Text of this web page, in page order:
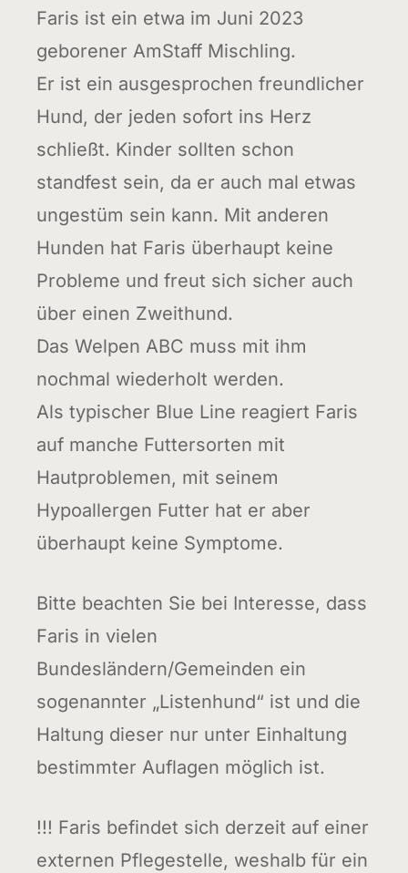
Faris ist ein etwa im Juni 2023
geborener AmStaff Mischling.
Er ist ein ausgesprochen freundlicher
Hund, der jeden sofort ins Herz
schließt. Kinder sollten schon
standfest sein, da er auch mal etwas
ungestüm sein kann. Mit anderen
Hunden hat Faris überhaupt keine
Probleme und freut sich sicher auch
über einen Zweithund.
Das Welpen ABC muss mit ihm
nochmal wiederholt werden.
Als typischer Blue Line reagiert Faris
auf manche Futtersorten mit
Hautproblemen, mit seinem
Hypoallergen Futter hat er aber
überhaupt keine Symptome.
Bitte beachten Sie bei Interesse, dass
Faris in vielen
Bundesländern/Gemeinden ein
sogenannter „Listenhund“ ist und die
Haltung dieser nur unter Einhaltung
bestimmter Auflagen möglich ist.
!!! Faris befindet sich derzeit auf einer
externen Pflegestelle, weshalb für ein